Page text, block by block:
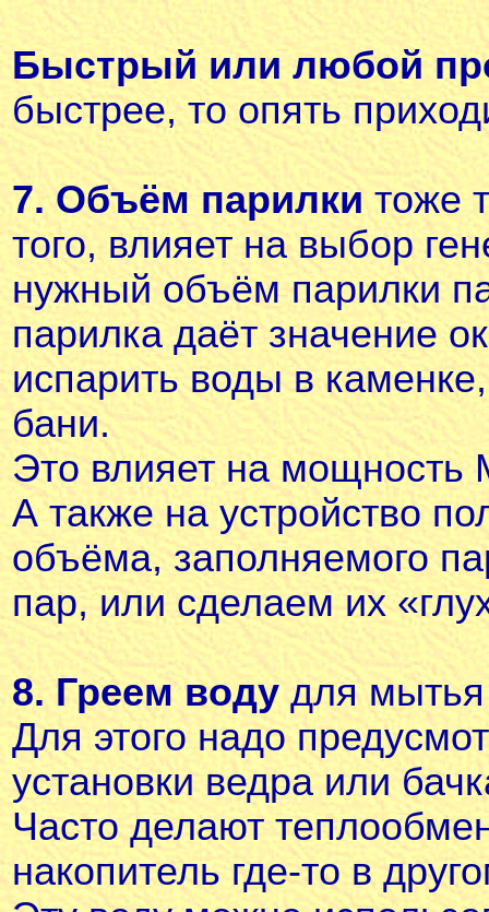
Быстрый или любой
быстрее, то опять
7. Объём парилки тоже
того, влияет на выбор
нужный объём парилки
парилка даёт значение
испарить воды в
бани.
Это влияет на мощность
А также на устройство
объёма, заполняемого
пар, или сделаем их
8. Греем воду для мытья
Для этого надо
установки ведра или
Часто делают
накопитель где-то в